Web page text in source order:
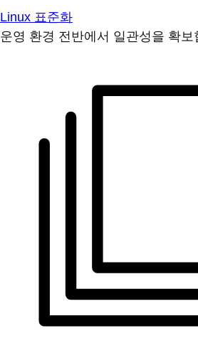
Linux 표준화
운영 환경 전반에서 일관성을 확보